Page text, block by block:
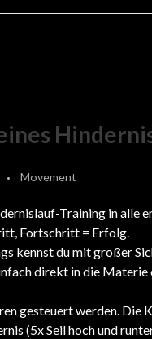
Movement
Training in alle
Fortschritt = Erfolg.
kennst du mit großer
direkt in die Materie
gesteuert werden. Die
(5x Seil hoch und